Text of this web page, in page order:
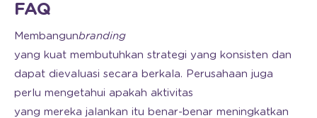
FAQ
Membangunbranding
yang kuat membutuhkan strategi yang konsisten dan
dapat dievaluasi secara berkala. Perusahaan juga
perlu mengetahui apakah aktivitas
yang mereka jalankan itu benar-benar meningkatkan